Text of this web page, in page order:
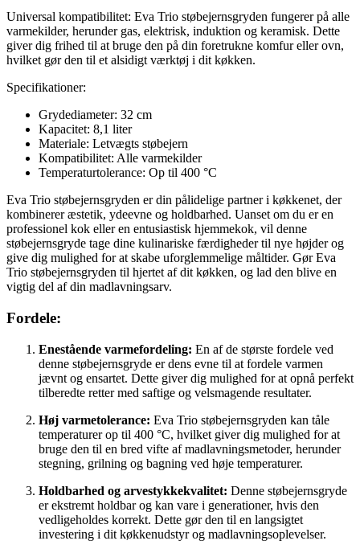
Universal kompatibilitet: Eva Trio støbejernsgryden fungerer på alle
varmekilder, herunder gas, elektrisk, induktion og keramisk. Dette
giver dig frihed til at bruge den på din foretrukne komfur eller ovn,
hvilket gør den til et alsidigt værktøj i dit køkken.
Specifikationer:
Grydediameter: 32 cm
Kapacitet: 8,1 liter
Materiale: Letvægts støbejern
Kompatibilitet: Alle varmekilder
Temperaturtolerance: Op til 400 °C
Eva Trio støbejernsgryden er din pålidelige partner i køkkenet, der
kombinerer æstetik, ydeevne og holdbarhed. Uanset om du er en
professionel kok eller en entusiastisk hjemmekok, vil denne
støbejernsgryde tage dine kulinariske færdigheder til nye højder og
give dig mulighed for at skabe uforglemmelige måltider. Gør Eva
Trio støbejernsgryden til hjertet af dit køkken, og lad den blive en
vigtig del af din madlavningsarv.
Fordele:
Enestående varmefordeling: En af de største fordele ved
denne støbejernsgryde er dens evne til at fordele varmen
jævnt og ensartet. Dette giver dig mulighed for at opnå perfekt
tilberedte retter med saftige og velsmagende resultater.
Høj varmetolerance: Eva Trio støbejernsgryden kan tåle
temperaturer op til 400 °C, hvilket giver dig mulighed for at
bruge den til en bred vifte af madlavningsmetoder, herunder
stegning, grilning og bagning ved høje temperaturer.
Holdbarhed og arvestykkekvalitet: Denne støbejernsgryde
er ekstremt holdbar og kan vare i generationer, hvis den
vedligeholdes korrekt. Dette gør den til en langsigtet
investering i dit køkkenudstyr og madlavningsoplevelser.